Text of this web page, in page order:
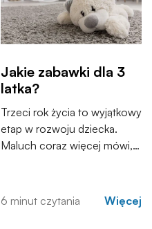
Jakie zabawki dla 3
latka?
Trzeci rok życia to wyjątkowy
etap w rozwoju dziecka.
Maluch coraz więcej mówi,
historie podczas zabawy.
Zabawki przestają być
6 minut czytania Więcej